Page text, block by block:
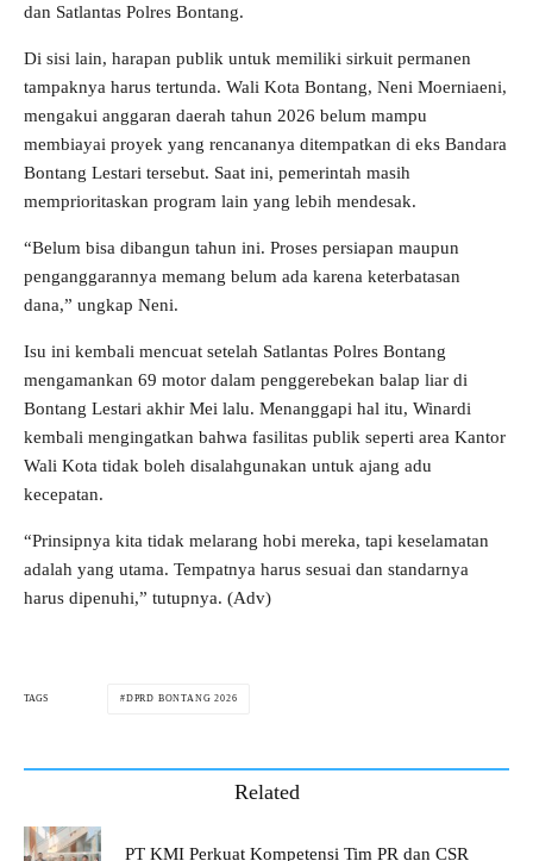
dan Satlantas Polres Bontang.
Di sisi lain, harapan publik untuk memiliki sirkuit permanen
tampaknya harus tertunda. Wali Kota Bontang, Neni Moerniaeni,
mengakui anggaran daerah tahun 2026 belum mampu
membiayai proyek yang rencananya ditempatkan di eks Bandara
Bontang Lestari tersebut. Saat ini, pemerintah masih
memprioritaskan program lain yang lebih mendesak.
“Belum bisa dibangun tahun ini. Proses persiapan maupun
penganggarannya memang belum ada karena keterbatasan
dana,” ungkap Neni.
Isu ini kembali mencuat setelah Satlantas Polres Bontang
mengamankan 69 motor dalam penggerebekan balap liar di
Bontang Lestari akhir Mei lalu. Menanggapi hal itu, Winardi
kembali mengingatkan bahwa fasilitas publik seperti area Kantor
Wali Kota tidak boleh disalahgunakan untuk ajang adu
kecepatan.
“Prinsipnya kita tidak melarang hobi mereka, tapi keselamatan
adalah yang utama. Tempatnya harus sesuai dan standarnya
harus dipenuhi,” tutupnya. (Adv)
TAGS DPRD BONTANG 2026
Related
PT KMI Perkuat Kompetensi Tim PR dan CSR